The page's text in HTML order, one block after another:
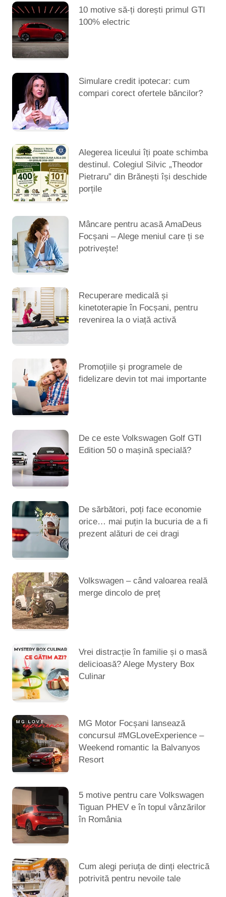
10 motive să-ți dorești primul GTI
100% electric
Simulare credit ipotecar: cum
compari corect ofertele băncilor?
Alegerea liceului îți poate schimba
destinul. Colegiul Silvic „Theodor
Pietraru” din Brănești își deschide
porțile
Mâncare pentru acasă AmaDeus
Focșani – Alege meniul care ți se
potrivește!
Recuperare medicală și
kinetoterapie în Focșani, pentru
revenirea la o viață activă
Promoțiile și programele de
fidelizare devin tot mai importante
De ce este Volkswagen Golf GTI
Edition 50 o mașină specială?
De sărbători, poți face economie
orice… mai puțin la bucuria de a fi
prezent alături de cei dragi
Volkswagen – când valoarea reală
merge dincolo de preț
Vrei distracție în familie și o masă
delicioasă? Alege Mystery Box
Culinar
MG Motor Focșani lansează
concursul #MGLoveExperience –
Weekend romantic la Balvanyos
Resort
5 motive pentru care Volkswagen
Tiguan PHEV e în topul vânzărilor
în România
Cum alegi periuța de dinți electrică
potrivită pentru nevoile tale